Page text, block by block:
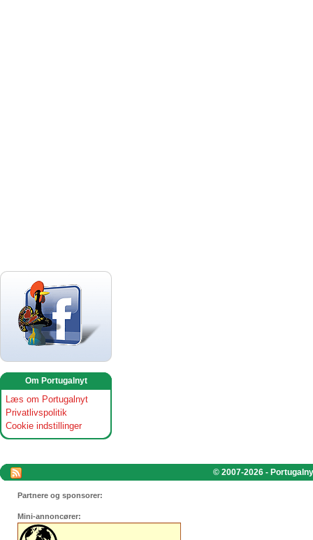
Om Portugalnyt
Læs om Portugalnyt
Privatlivspolitik
Cookie indstillinger
© 2007-2026 -
Partnere og sponsorer:
Mini-annoncører: